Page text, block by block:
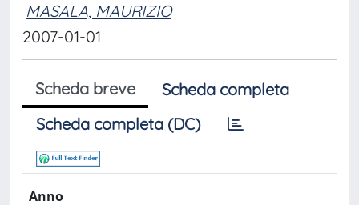
MASALA, MAURIZIO
2007-01-01
Scheda breve
Scheda completa
Scheda completa (DC)
Anno